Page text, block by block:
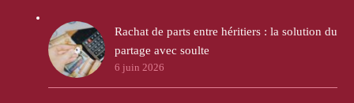
Rachat de parts entre héritiers : la solution du
partage avec soulte
6 juin 2026